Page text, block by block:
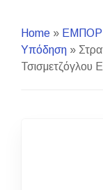
Home »
Υπόδηση »
Τσισμετζόγλου